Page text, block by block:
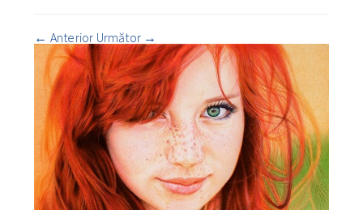
← Anterior Următor →